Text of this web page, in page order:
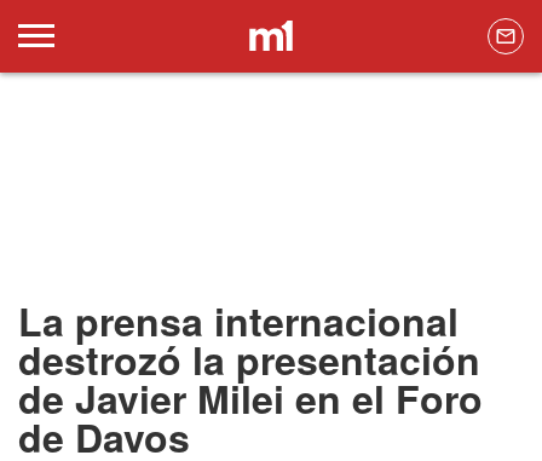
La prensa internacional
destrozó la presentación
de Javier Milei en el Foro
de Davos